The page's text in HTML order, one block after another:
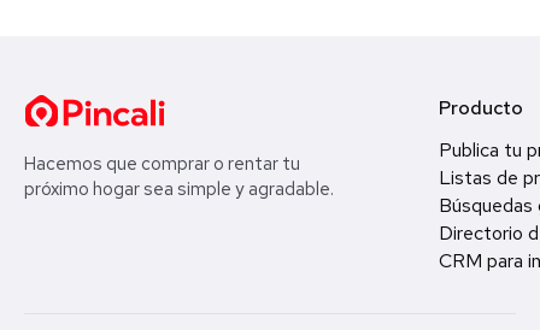
Hacemos que comprar o rentar tu
próximo hogar sea simple y agradable.
Producto
Publica tu
Listas de
Búsquedas
Directorio
CRM para